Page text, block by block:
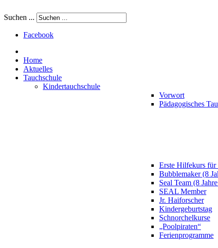
Suchen ...
Facebook
Home
Aktuelles
Tauchschule
Kindertauchschule
Vorwort
Pädagogisches
Erste Hilfekurs
Bubblemaker (8
Seal Team (8
SEAL Member
Jr. Haiforscher
Kindergeburtstag
Schnorchelkurse
„Poolpiraten“
Ferienprogramme